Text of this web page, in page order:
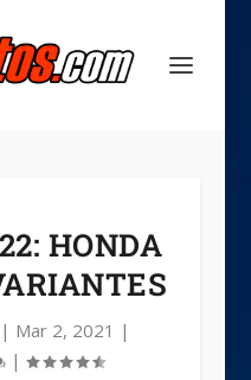
HONDA
Mar 2, 2021 |
|